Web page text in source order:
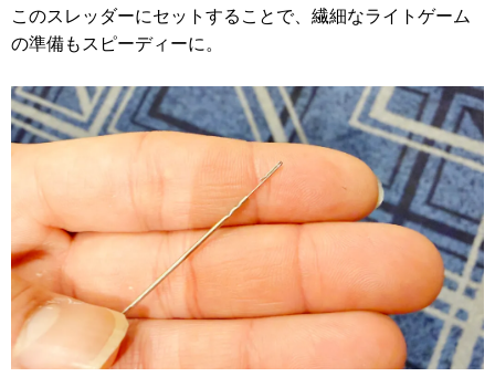
このスレッダーにセットすることで、繊細なライトゲーム
の準備もスピーディーに。